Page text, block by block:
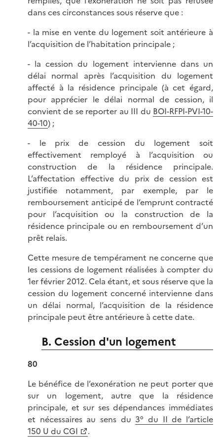
dans ces circonstances sous réserve que :
- la mise en vente du logement soit antérieure à
l’acquisition de l’habitation principale ;
- la cession du logement intervienne dans un
délai normal après l’acquisition du logement
affecté à la résidence principale (à cet égard,
pour apprécier le délai normal de cession, il
convient de se reporter au III du BOI-RFPI-PVI-10-
40-10) ;
- le prix de cession du logement soit
effectivement remployé à l’acquisition ou
construction de la résidence principale.
L’affectation effective du prix de cession est
justifiée notamment, par exemple, par le
remboursement anticipé de l’emprunt contracté
pour l’acquisition ou la construction de la
résidence principale ou en remboursement d’un
prêt relais.
Cette mesure de tempérament ne concerne que
les cessions de logement réalisées à compter du
1er février 2012. Cela étant, et sous réserve que la
cession du logement concerné intervienne dans
un délai normal, l’acquisition de la résidence
principale peut être antérieure à cette date.
B. Cession d'un logement
80
Le bénéfice de l’exonération ne peut porter que
sur un logement, autre que la résidence
principale, et sur ses dépendances immédiates
et nécessaires au sens du 3° du II de l’article
150 U du CGI
.